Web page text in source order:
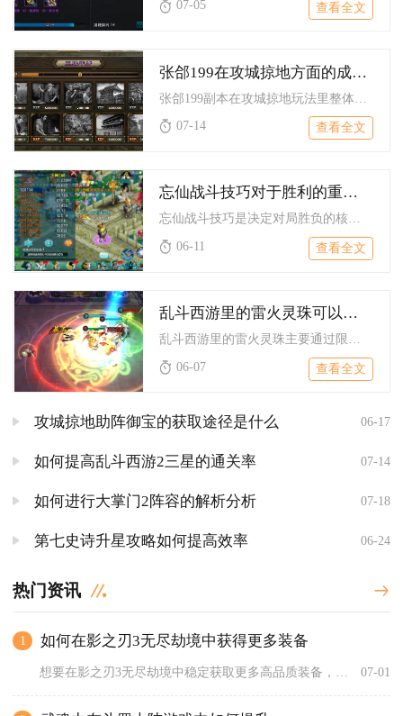
07-05
查看全文
张郃199在攻城掠地方面的成果如何
07-14
查看全文
忘仙战斗技巧对于胜利的重要性是怎样的
忘仙战斗技巧是决定对局胜负的核心要素，战力相近时，技巧差距会...
06-11
查看全文
乱斗西游里的雷火灵珠可以通过什么方式获得
06-07
查看全文
攻城掠地助阵御宝的获取途径是什么 06-17
如何提高乱斗西游2三星的通关率 07-14
如何进行大掌门2阵容的解析分析 07-18
第七史诗升星攻略如何提高效率 06-24
热门资讯
1 如何在影之刃3无尽劫境中获得更多装备
07-01